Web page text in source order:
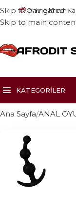
💳Online Kredi
Skip to navigation
Skip to main
KATEGORILER
Ana Sayfa ANAL